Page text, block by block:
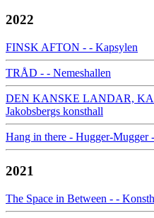
2022
FINSK AFTON - - Kapsylen
TRÅD - - Nemeshallen
DEN KANSKE LANDAR,
Jakobsbergs konsthall
Hang in there - Hugger-Mugger
2021
The Space in Between - -